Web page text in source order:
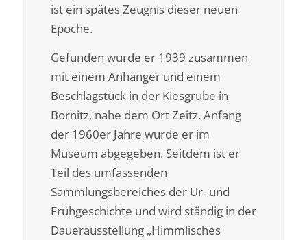
ist ein spätes Zeugnis dieser neuen
Epoche.
Gefunden wurde er 1939 zusammen
mit einem Anhänger und einem
Beschlagstück in der Kiesgrube in
Bornitz, nahe dem Ort Zeitz. Anfang
der 1960er Jahre wurde er im
Museum abgegeben. Seitdem ist er
Teil des umfassenden
Sammlungsbereiches der Ur- und
Frühgeschichte und wird ständig in der
Dauerausstellung „Himmlisches